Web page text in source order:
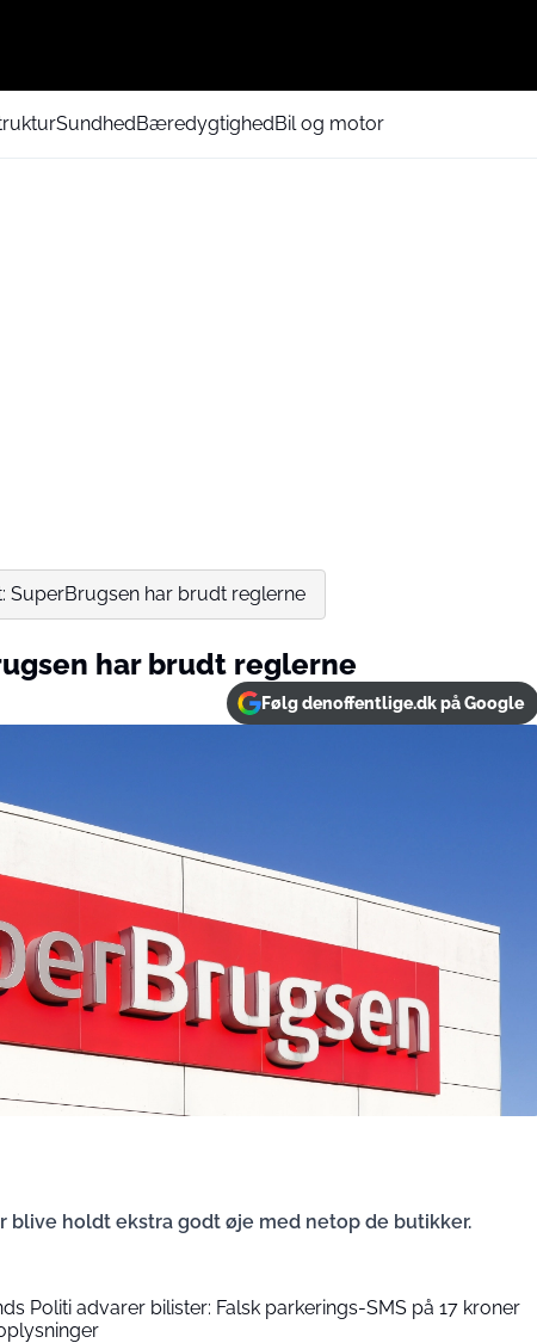
SundhedBæredygtighedBil og motor
SuperBrugsen har brudt reglerne
har brudt reglerne
Følg denoffentlige.dk på Google
blive holdt ekstra godt øje med netop de butikker.
Politi advarer bilister: Falsk parkerings-SMS på 17 kroner